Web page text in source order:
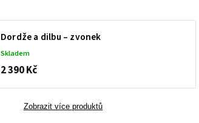
Dordže a dilbu – zvonek
Skladem
2 390 Kč
Zobrazit více produktů